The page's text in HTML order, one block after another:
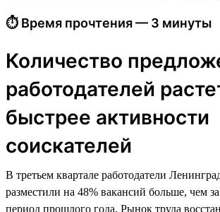
⏱ Время прочтения — 3 минуты
Количество
работодателей
быстрее активности
соискателей
В третьем квартале работодатели
разместили на 48% вакансий больше, чем
период прошлого года. Рынок труда